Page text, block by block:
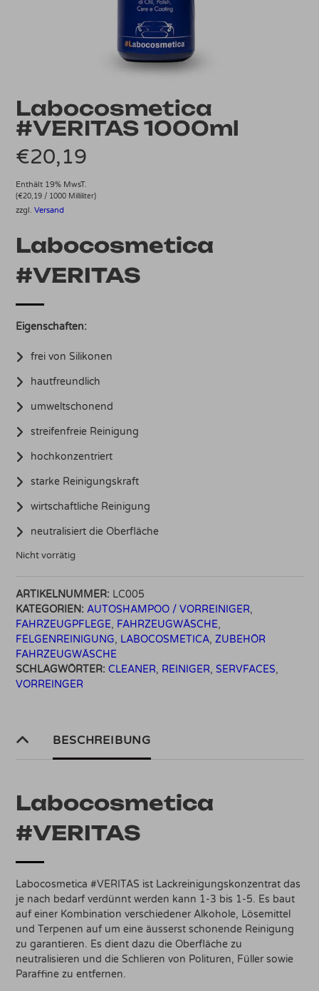
Labocosmetica
#VERITAS 1000ml
€20,19
Enthält 19% MwsT.
(€20,19 / 1000 Milliliter)
zzgl.Versand
Labocosmetica
#VERITAS
Eigenschaften:
frei von Silikonen
hautfreundlich
umweltschonend
streifenfreie Reinigung
hochkonzentriert
starke Reinigungskraft
wirtschaftliche Reinigung
neutralisiert die Oberfläche
Nicht vorrätig
ARTIKELNUMMER: LC005
KATEGORIEN: AUTOSHAMPOO / VORREINIGER,
FAHRZEUGPFLEGE, FAHRZEUGWÄSCHE,
FELGENREINIGUNG, LABOCOSMETICA,ZUBEHÖR
FAHRZEUGWÄSCHE
SCHLAGWÖRTER: CLEANER, REINIGER,SERVFACES,
VORREINGER
BESCHREIBUNG
Labocosmetica
#VERITAS
Labocosmetica #VERITAS ist Lackreinigungskonzentrat das
je nach bedarf verdünnt werden kann 1-3 bis 1-5. Es baut
auf einer Kombination verschiedener Alkohole, Lösemittel
und Terpenen auf um eine äusserst schonende Reinigung
zu garantieren. Es dient dazu die Oberfläche zu
neutralisieren und die Schlieren von Polituren, Füller sowie
Paraffine zu entfernen.